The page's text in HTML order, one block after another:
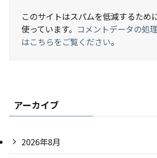
このサイトはスパムを低減するため
使っています。 コメントデータの処
はこちらをご覧ください。
アーカイブ
2026年8月